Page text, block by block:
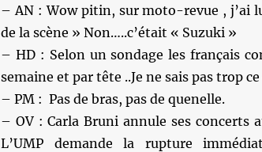
– AN : Wow pitin, sur moto-revue , j’ai
de la scène » Non…..c’était « Suzuki »
– HD : Selon un sondage les français
semaine et par tête ..Je ne sais pas trop
– PM : Pas de bras, pas de quenelle.
– OV : Carla Bruni annule ses concerts
L’UMP demande la rupture